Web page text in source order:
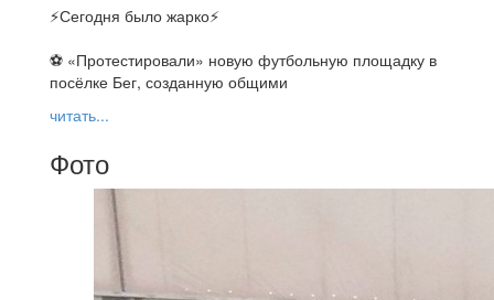
⚡️Сегодня было жарко⚡️
⚽ ️«Протестировали» новую футбольную площадку в
посёлке Бег, созданную общими
читать...
Фото